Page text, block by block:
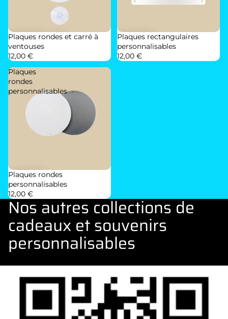
Plaques rondes et carré à
ventouses
12,00 €
Plaques rectangulaires
personnalisables
12,00 €
Plaques
rondes
personnalisables
Plaques rondes
personnalisables
12,00 €
Nos autres collections de
cadeaux et souvenirs
personnalisables